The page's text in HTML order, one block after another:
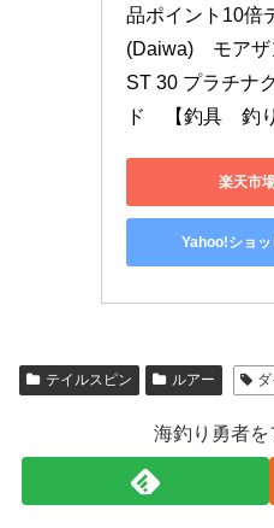
品ポイント10倍
(Daiwa)　モア
ST 30 プラチナ
ド　【釣具　釣
楽天市
Yahoo!ショ
テイルスピン ルアー
海釣り勇者を